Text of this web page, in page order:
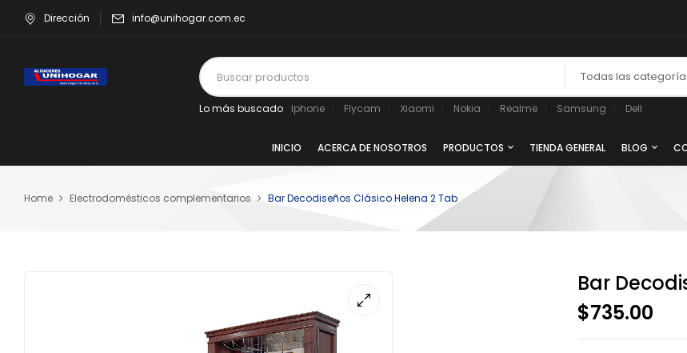
Dirección info@unihogar.com.ec
Todas las
Lo más buscado Iphone Flycam Xiaomi Nokia Realme Samsung Dell
INICIO ACERCA DE NOSOTROS PRODUCTOS TIENDA GENERAL BLOG
Home Electrodomésticos complementarios Bar Decodiseños Clásico Helena 2 Tab
Bar
$735.00